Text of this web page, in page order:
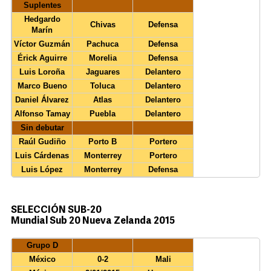
Suplentes
Hedgardo
Marín
Chivas Defensa
Víctor Guzmán Pachuca
Defensa
Érick Aguirre
Morelia
Defensa
Luis Loroña
Jaguares
Delantero
Marco Bueno
Toluca
Delantero
Daniel Álvarez
Atlas
Delantero
Alfonso Tamay
Puebla
Delantero
Sin debutar
Raúl Gudiño
Porto B
Portero
Luis Cárdenas
Monterrey
Portero
Luis López
Monterrey Defensa
SELECCIÓN SUB-20
Mundial Sub 20 Nueva Zelanda 2015
Grupo D
México
0-2
Mali